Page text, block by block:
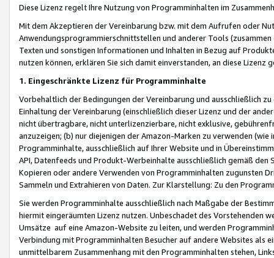
Diese Lizenz regelt Ihre Nutzung von Programminhalten im
Mit dem Akzeptieren der Vereinbarung bzw. mit dem Aufrufen oder
Anwendungsprogrammierschnittstellen und anderer Tools (zusammen
Texten und sonstigen Informationen und Inhalten in Bezug auf
nutzen können, erklären Sie sich damit einverstanden, an diese Lizenz
1. Eingeschränkte Lizenz für Programminhalte
Vorbehaltlich der Bedingungen der Vereinbarung und ausschließlich
Einhaltung der Vereinbarung (einschließlich dieser Lizenz und der
nicht übertragbare, nicht unterlizenzierbare, nicht exklusive,
anzuzeigen; (b) nur diejenigen der Amazon-Marken zu verwenden
Programminhalte, ausschließlich auf Ihrer Website und in
API, Datenfeeds und Produkt-Werbeinhalte ausschließlich gemäß
Kopieren oder andere Verwenden von Programminhalten zugunsten
Sammeln und Extrahieren von Daten. Zur Klarstellung: Zu den
Sie werden Programminhalte ausschließlich nach Maßgabe der
hiermit eingeräumten Lizenz nutzen. Unbeschadet des Vorstehenden
Umsätze auf eine Amazon-Website zu leiten, und werden
Verbindung mit Programminhalten Besucher auf andere Websites als
unmittelbarem Zusammenhang mit den Programminhalten stehen,